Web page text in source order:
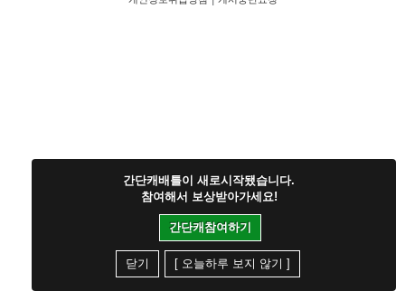
간단캐배틀이 새로시작됐습니다.
참여해서 보상받아가세요!
간단캐참여하기
닫기 [ 오늘하루 보지 않기 ]